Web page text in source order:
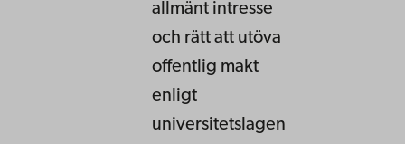
allmänt intresse
och rätt att utöva
offentlig makt
enligt
universitetslagen